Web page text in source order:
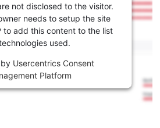
not disclosed to the visitor.
needs to setup the site
to add this content to the list
used.
Usercentrics Consent
Platform